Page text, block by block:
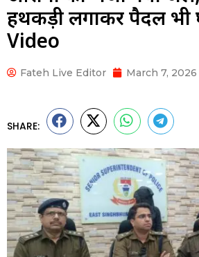
हथकड़ी लगाकर पैदल भी
Video
Fateh Live Editor March 7, 2026
SHARE: